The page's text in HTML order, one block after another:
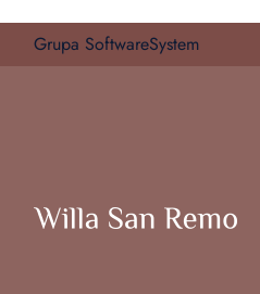
Grupa SoftwareSystem